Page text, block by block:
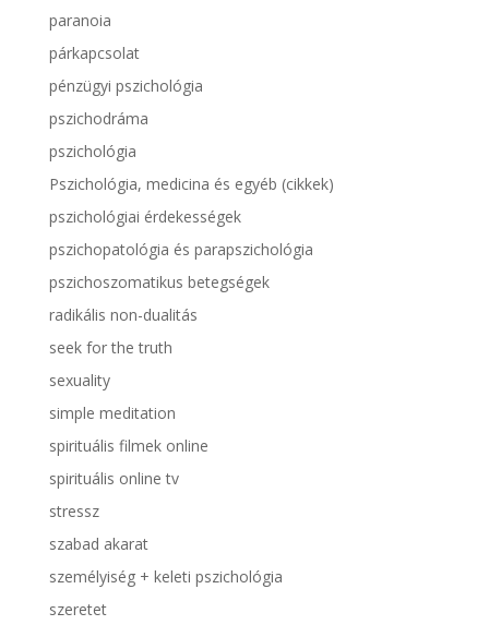
paranoia
párkapcsolat
pénzügyi pszichológia
pszichodráma
pszichológia
Pszichológia, medicina és egyéb (cikkek)
pszichológiai érdekességek
pszichopatológia és parapszichológia
pszichoszomatikus betegségek
radikális non-dualitás
seek for the truth
sexuality
simple meditation
spirituális filmek online
spirituális online tv
stressz
szabad akarat
személyiség + keleti pszichológia
szeretet